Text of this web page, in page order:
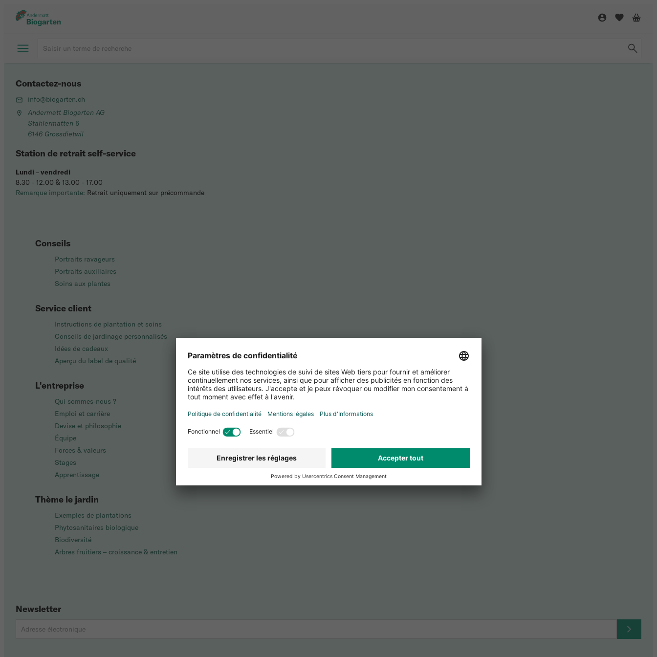
Conseils
Portraits ravageurs
Portraits auxiliaires
Soins aux plantes
Service client
Instructions de plantation et soins
Conseils de jardinage personnalisés
Idées de cadeaux
Aperçu du label de qualité
L'entreprise
Qui sommes-nous ?
Emploi et carrière
Devise et philosophie
Équipe
Forces & valeurs
Stages
Apprentissage
Thème le jardin
Exemples de plantations
Phytosanitaires biologique
Biodiversité
Arbres fruitiers – croissance & entretien
Newsletter
Contactez-nous
info@biogarten.ch
Andermatt Biogarten AG
Stahlermatten 6
6146 Grossdietwil
Station de retrait self-service
Lundi –vendredi
8.30 - 12.00 & 13.00 - 17.00
Remarque importante: Retrait uniquement sur précommande